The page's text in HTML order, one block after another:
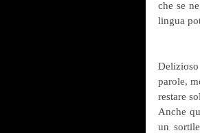
che se
lingua
parole,
restare
Anche
un